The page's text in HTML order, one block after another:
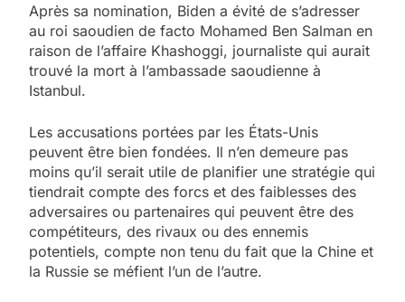
Après sa nomination, Biden a évité de s’adresser
au roi saoudien de facto Mohamed Ben Salman en
raison de l’affaire Khashoggi, journaliste qui aurait
trouvé la mort à l’ambassade saoudienne à
Istanbul.
Les accusations portées par les États-Unis
peuvent être bien fondées. Il n’en demeure pas
moins qu’il serait utile de planifier une stratégie qui
tiendrait compte des forcs et des faiblesses des
adversaires ou partenaires qui peuvent être des
compétiteurs, des rivaux ou des ennemis
potentiels, compte non tenu du fait que la Chine et
la Russie se méfient l’un de l’autre.